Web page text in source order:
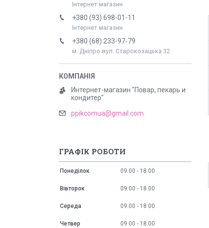
Інтернет магазин
+380 (93) 698-01-11
Інтернет магазин
+380 (68) 233-97-79
м. Дніпро вул. Старокозацька 32
Интернет-магазин "Повар, пекарь и
кондитер"
ppikcomua@gmail.com
ГРАФІК РОБОТИ
Понеділок 09:00 18:00
Вівторок 09:00 18:00
Середа 09:00 18:00
Четвер 09:00 18:00